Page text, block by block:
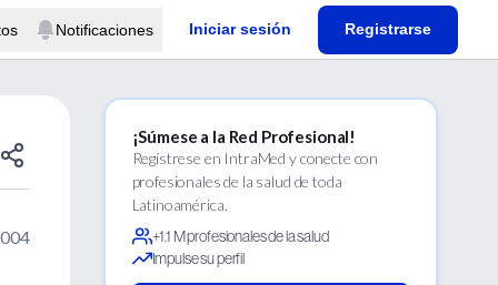
Notificaciones Iniciar sesión Registrarse
¡Súmese a la Red Profesional!
Regístrese en IntraMed y conecte con
profesionales de la salud de toda
Latinoamérica.
+1.1 M profesionales de la salud
Impulse su perfil